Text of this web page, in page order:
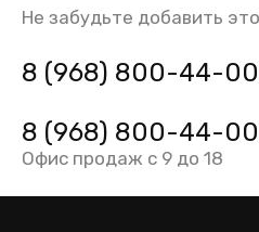
Не забудьте добавить
8 (968) 800-44-00
8 (968) 800-44-00
Офис продаж с 9 до 18